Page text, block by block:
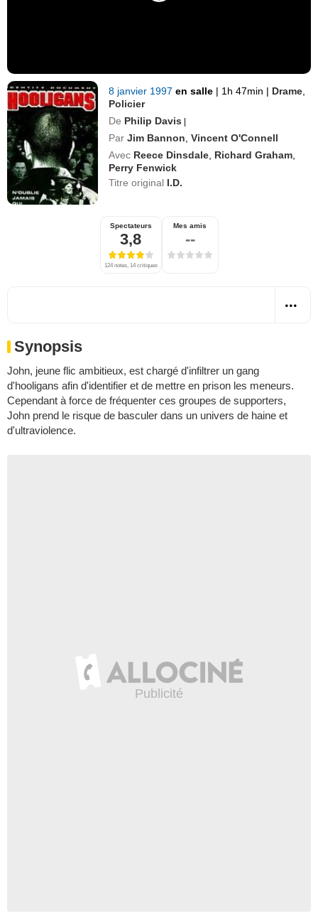
8 janvier 1997en salle | 1h 47min | Drame
Policier
De Philip Davis |
Par Jim Bannon ,Vincent O'Connell
Avec Reece Dinsdale Richard Graham
Perry Fenwick
Titre original I.D.
Spectateurs
3,8
124 notes, 14 critiques
Mes amis
--
Synopsis
John, jeune flic ambitieux, est chargé d'infiltrer un gang
d'hooligans afin d'identifier et de mettre en prison les meneurs.
Cependant à force de fréquenter ces groupes de supporters,
John prend le risque de basculer dans un univers de haine et
d'ultraviolence.